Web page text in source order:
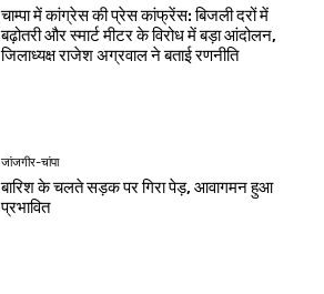
चाम्पा में कांग्रेस की प्रेस कांफ्रेंस: बिजली दरों में
बढ़ोतरी और स्मार्ट मीटर के विरोध में बड़ा आंदोलन,
जिलाध्यक्ष राजेश अग्रवाल ने बताई रणनीति
जांजगीर-चांपा
बारिश के चलते सड़क पर गिरा पेड़, आवागमन हुआ
प्रभावित